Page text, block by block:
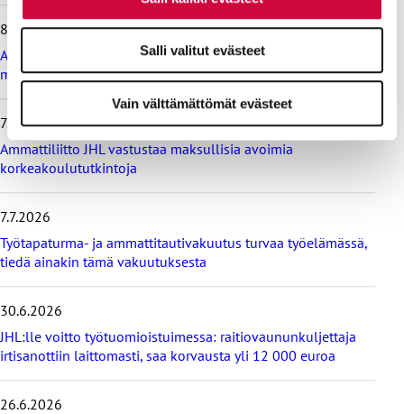
Salli valitut evästeet
Vain välttämättömät evästeet
i
s
i
ä
t
u
u
t
i
e
t
8.7.2026
Ammattiliitto JHL vastustaa valtiokonttoria koskevan lain
muutosta
7.7.2026
Ammattiliitto JHL vastustaa maksullisia avoimia
korkeakoulututkintoja
7.7.2026
Työtapaturma- ja ammattitautivakuutus turvaa työelämässä,
tiedä ainakin tämä vakuutuksesta
30.6.2026
JHL:lle voitto työtuomioistuimessa: raitiovaununkuljettaja
irtisanottiin laittomasti, saa korvausta yli 12 000 euroa
26.6.2026